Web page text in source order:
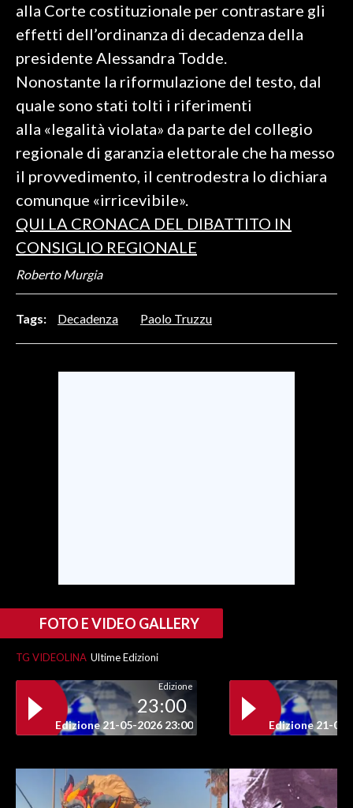
GOSSIP
SALUTE
SARDI NEL MONDO
NOTIZIE
EVENTI
#CARAUNIONE
3 MINUTI CON
INSULARITÀ
alla Corte costituzionale per contrastare gli
effetti dell’ordinanza di decadenza della
presidente Alessandra Todde.
Nonostante la riformulazione del testo, dal
quale sono stati tolti i riferimenti
alla «legalità violata» da parte del collegio
regionale di garanzia elettorale che ha messo
il provvedimento, il centrodestra lo dichiara
comunque «irricevibile».
QUI LA CRONACA DEL DIBATTITO IN
CONSIGLIO REGIONALE
Roberto Murgia
Tags: Decadenza Paolo Truzzu
FOTO E VIDEO GALLERY
TG VIDEOLINA Ultime Edizioni
Edizione
23:00
Edizione 21-05-2026 23:00 Edizione 21-05-